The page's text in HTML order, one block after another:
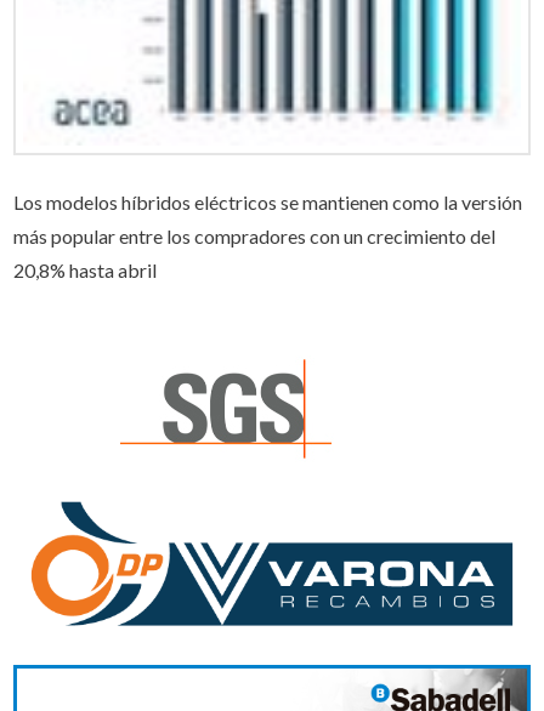
Los modelos híbridos eléctricos se mantienen como la versión
más popular entre los compradores con un crecimiento del
20,8% hasta abril